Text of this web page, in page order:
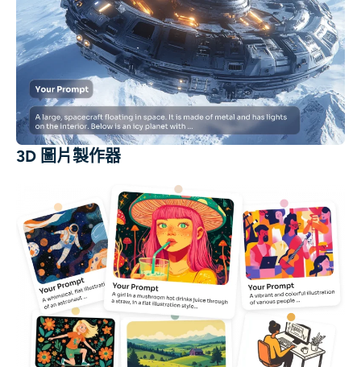
3D 圖片製作器